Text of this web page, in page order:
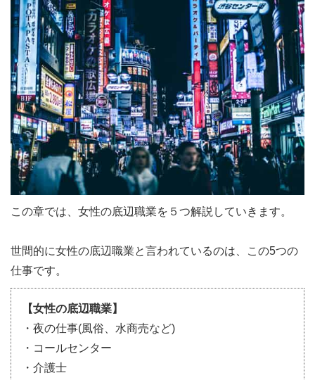
この章では、女性の底辺職業を５つ解説していきます。
世間的に女性の底辺職業と言われているのは、この5つの
仕事です。
【女性の底辺職業】
・夜の仕事(風俗、水商売など)
・コールセンター
・介護士